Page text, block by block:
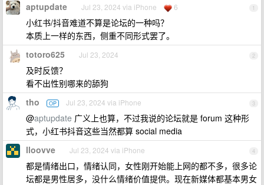
1
aptupdate Jul 23, 2024 via iPhone 6
小红书/抖音难道不算是论坛的一种吗？
本质上一样的东西，侧重不同形式罢了。
2
totoro625 Jul 23, 2024
及时反馈？
看不出性别哪来的舔狗
3
tho OP Jul 23, 2024 via iPhone
@aptupdate 广义上也算，不过我说的论坛就是 forum 这种形
式，小红书抖音这些当然都算 social media
4
lloovve Jul 23, 2024 via iPhone
都是情绪出口，情绪认同，女性刚开始能上网的都不多，很多论
坛都是男性居多，没什么情绪价值提供。现在新媒体都基本男女